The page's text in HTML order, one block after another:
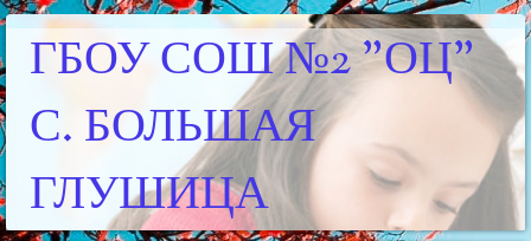
ГБОУ СОШ №2 "ОЦ"
С. БОЛЬШАЯ
ГЛУШИЦА